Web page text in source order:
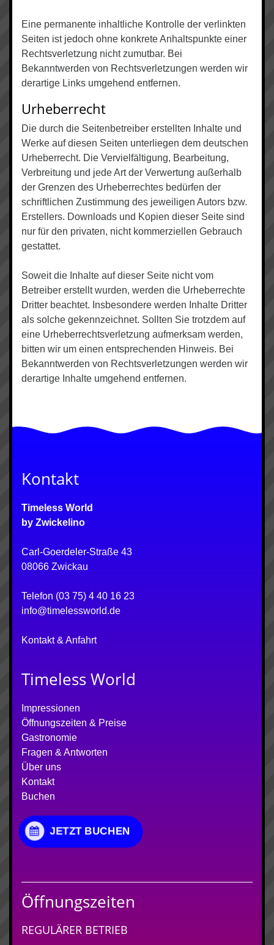
Eine permanente inhaltliche Kontrolle der verlinkten
Seiten ist jedoch ohne konkrete Anhaltspunkte einer
Rechtsverletzung nicht zumutbar. Bei
Bekanntwerden von Rechtsverletzungen werden wir
derartige Links umgehend entfernen.
Urheberrecht
Die durch die Seitenbetreiber erstellten Inhalte und
Werke auf diesen Seiten unterliegen dem deutschen
Urheberrecht. Die Vervielfältigung, Bearbeitung,
Verbreitung und jede Art der Verwertung außerhalb
der Grenzen des Urheberrechtes bedürfen der
schriftlichen Zustimmung des jeweiligen Autors bzw.
Erstellers. Downloads und Kopien dieser Seite sind
nur für den privaten, nicht kommerziellen Gebrauch
gestattet.
Soweit die Inhalte auf dieser Seite nicht vom
Betreiber erstellt wurden, werden die Urheberrechte
Dritter beachtet. Insbesondere werden Inhalte Dritter
als solche gekennzeichnet. Sollten Sie trotzdem auf
eine Urheberrechtsverletzung aufmerksam werden,
bitten wir um einen entsprechenden Hinweis. Bei
Bekanntwerden von Rechtsverletzungen werden wir
derartige Inhalte umgehend entfernen.
Kontakt
Timeless World
by Zwickelino
Carl-Goerdeler-Straße 43
08066 Zwickau
Telefon (03 75) 4 40 16 23
info@timelessworld.de
Kontakt & Anfahrt
Timeless World
Impressionen
Öffnungszeiten & Preise
Gastronomie
Fragen & Antworten
Über uns
Kontakt
Buchen
JETZT BUCHEN
Öffnungszeiten
REGULÄRER BETRIEB